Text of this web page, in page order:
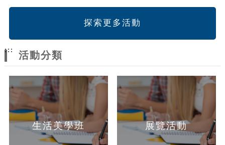
探索更多活動
:::
活動分類
生活美學班 展覽活動